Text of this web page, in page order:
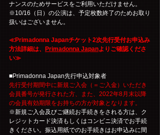
ナンスのためサービスをご利用いただけません。
※10/16（日）の公演は、予定枚数終了のためお取り
扱いはございません。
≪Primadonna Japanチケット2次先行受付お申込み
方法詳細は、
Primadonna Japanよりご確認くださ
い≫
■Primadonna Japan先行申込対象者
先行受付期間中に新規ご入会（＝ご入金）いただき
会員番号が発行された方、また、2022年8月末以降
の会員有効期限をお持ちの方が対象となります。
※新規ご入会及びご継続お手続きをされる方は、ク
レジットカード決済もしくはコンビニ決済でお手続
きください。振込用紙でのお手続きはお申込みに間